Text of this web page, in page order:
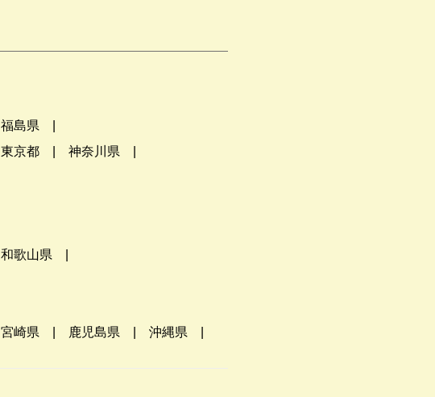
福島県
東京都 神奈川県
和歌山県
宮崎県 鹿児島県 沖縄県